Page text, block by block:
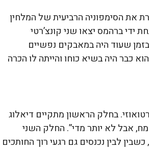
תנגן התזמורת את הסימפוניה הרביעית של המלחין
קונצ’רטו לפסנתר מס’ 2 נכתב בין השנים 1881-1878. תחת ידי ברהמס יצאו שני קונצ’רטי
שעוד היה במאבקים נפשיים
כבר היה בשיא כוחו והייתה לו הכרה
בחלק הראשון מתקיים דיאלוג
אבל לא יותר מדי”. החלק השני
לבין נכנסים גם רגעי רוך החותכים